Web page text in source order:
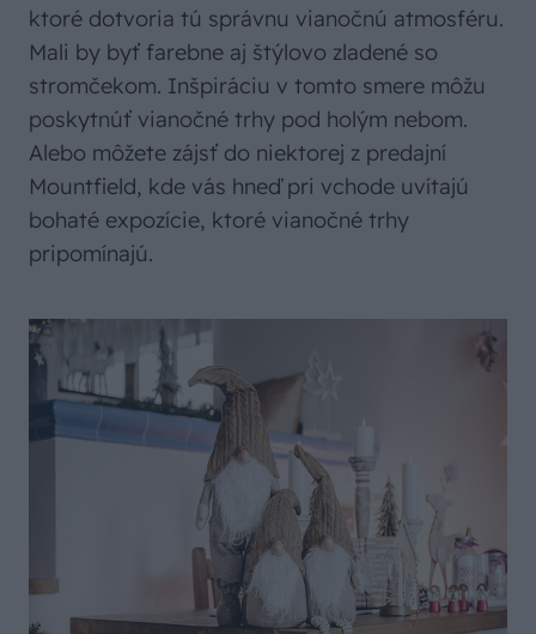
ktoré dotvoria tú správnu vianočnú atmosféru.
Mali by byť farebne aj štýlovo zladené so
stromčekom. Inšpiráciu v tomto smere môžu
poskytnúť vianočné trhy pod holým nebom.
Alebo môžete zájsť do niektorej z predajní
Mountfield, kde vás hneď pri vchode uvítajú
bohaté expozície, ktoré vianočné trhy
pripomínajú.